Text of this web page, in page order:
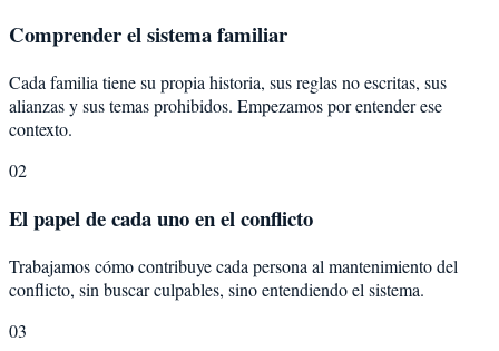
Comprender el sistema familiar
Cada familia tiene su propia historia, sus reglas no escritas, sus
alianzas y sus temas prohibidos. Empezamos por entender ese
contexto.
02
El papel de cada uno en el conflicto
Trabajamos cómo contribuye cada persona al mantenimiento del
conflicto, sin buscar culpables, sino entendiendo el sistema.
03